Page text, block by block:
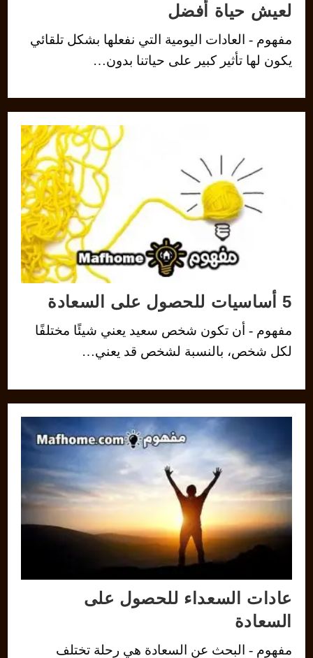
لعيش حياة أفضل
مفهوم - العادات اليومية التي نفعلها بشكل تلقائي
يكون لها تأثير كبير على حياتنا بدون…
5 أساسيات للحصول على السعادة
مفهوم - أن تكون شخص سعيد يعني شيئًا مختلفًا
لكل شخص، بالنسبة لشخص قد يعني…
عادات السعداء للحصول على
السعادة
مفهوم - البحث عن السعادة هي رحلة تختلف